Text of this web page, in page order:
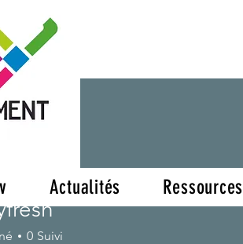
Actualités Ressources
0 Suivi